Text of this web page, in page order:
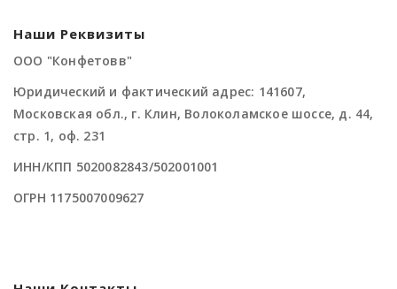
Наши Реквизиты
ООО "Конфетовв"
Юридический и фактический адрес: 141607,
Московская обл., г. Клин, Волоколамское шоссе, д. 44,
стр. 1, оф. 231
ИНН/КПП 5020082843/502001001
ОГРН 1175007009627